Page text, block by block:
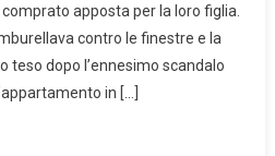
apposta per la loro figlia.
contro le finestre e la
teso dopo l’ennesimo scandalo
in […]